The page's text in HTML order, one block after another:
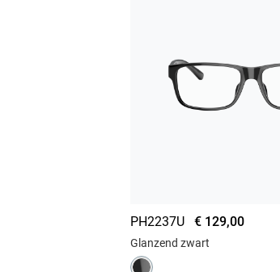
PH2237U € 129,00
Glanzend zwart